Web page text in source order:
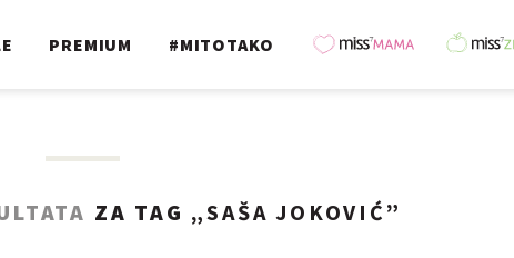
PREMIUM #MITOTAKO
ZA TAG „SAŠA JOKOVIĆ ”